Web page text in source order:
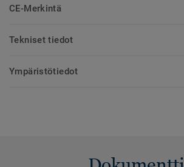
CE-Merkintä
Tekniset tiedot
Ympäristötiedot